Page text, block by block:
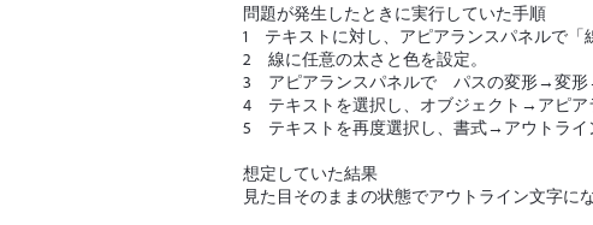
問題が発生したときに実行していた手順
1 テキストに対し、アピアランスパネルで「
2 線に任意の太さと色を設定。
3 アピアランスパネルで パスの変形→変形→
4 テキストを選択し、オブジェクト→アピア
5 テキストを再度選択し、書式→アウトライ
想定していた結果
見た目そのままの状態でアウトライン文字に